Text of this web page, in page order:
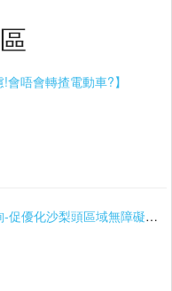
唔會轉揸電動車?】
2026.03.27書面質詢-促優化沙梨頭區域無障礙設施